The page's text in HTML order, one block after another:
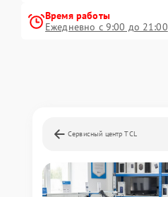
Время работы
Ежедневно с 9:00 до 21:00
Сервисный центр TCL